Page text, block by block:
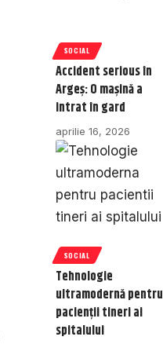
SOCIAL
Accident serious în
Argeș: O mașină a
intrat în gard
aprilie 16, 2026
SOCIAL
Tehnologie
ultramodernă pentru
pacienții tineri ai
spitalului